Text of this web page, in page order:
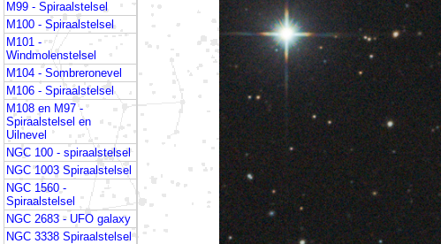
M99 - Spiraalstelsel
M100 - Spiraalstelsel
M101 -
Windmolenstelsel
M104 - Sombreronevel
M106 - Spiraalstelsel
M108 en M97 -
Spiraalstelsel en
Uilnevel
NGC 100 - spiraalstelsel
NGC 1003 Spiraalstelsel
NGC 1560 -
Spiraalstelsel
NGC 2683 - UFO galaxy
NGC 3338 Spiraalstelsel